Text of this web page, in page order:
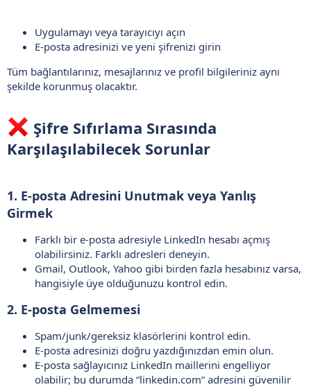
Uygulamayı veya tarayıcıyı açın
E-posta adresinizi ve yeni şifrenizi girin
Tüm bağlantılarınız, mesajlarınız ve profil bilgileriniz aynı
şekilde korunmuş olacaktır.
Şifre Sıfırlama Sırasında
Karşılaşılabilecek Sorunlar
1. E-posta Adresini Unutmak veya Yanlış
Girmek
Farklı bir e-posta adresiyle LinkedIn hesabı açmış
olabilirsiniz. Farklı adresleri deneyin.
Gmail, Outlook, Yahoo gibi birden fazla hesabınız varsa,
hangisiyle üye olduğunuzu kontrol edin.
2. E-posta Gelmemesi
Spam/junk/gereksiz klasörlerini kontrol edin.
E-posta adresinizi doğru yazdığınızdan emin olun.
E-posta sağlayıcınız LinkedIn maillerini engelliyor
olabilir; bu durumda “linkedin.com” adresini güvenilir